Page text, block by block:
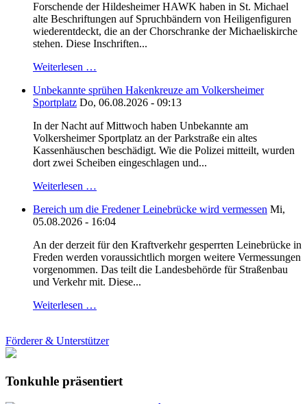
Forschende der Hildesheimer HAWK haben in St. Michael
alte Beschriftungen auf Spruchbändern von Heiligenfiguren
wiederentdeckt, die an der Chorschranke der Michaeliskirche
stehen. Diese Inschriften...
Weiterlesen …
Unbekannte sprühen Hakenkreuze am Volkersheimer
Sportplatz Do, 06.08.2026 - 09:13
In der Nacht auf Mittwoch haben Unbekannte am
Volkersheimer Sportplatz an der Parkstraße ein altes
Kassenhäuschen beschädigt. Wie die Polizei mitteilt, wurden
dort zwei Scheiben eingeschlagen und...
Weiterlesen …
Bereich um die Fredener Leinebrücke wird vermessen Mi,
05.08.2026 - 16:04
An der derzeit für den Kraftverkehr gesperrten Leinebrücke in
Freden werden voraussichtlich morgen weitere Vermessungen
vorgenommen. Das teilt die Landesbehörde für Straßenbau
und Verkehr mit. Diese...
Weiterlesen …
Förderer & Unterstützer
Tonkuhle präsentiert